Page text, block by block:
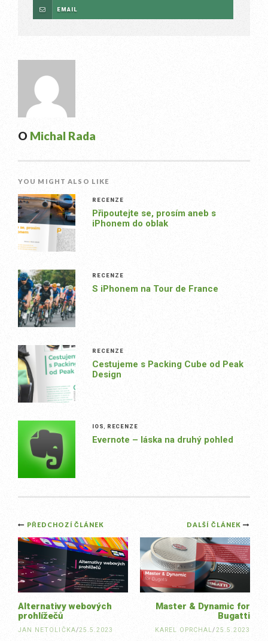
EMAIL
O Michal Rada
YOU MIGHT ALSO LIKE
RECENZE
Připoutejte se, prosím aneb s
iPhonem do oblak
RECENZE
S iPhonem na Tour de France
RECENZE
Cestujeme s Packing Cube od Peak
Design
IOS RECENZE
Evernote – láska na druhý pohled
Post
navigation
DALŠÍ ČLÁNEK
Master & Dynamic for
Bugatti
KAREL OPRCHAL/25.5.2023
PŘEDCHOZÍ ČLÁNEK
Alternativy webových
prohlížečů
JAN NETOLIČKA/25.5.2023